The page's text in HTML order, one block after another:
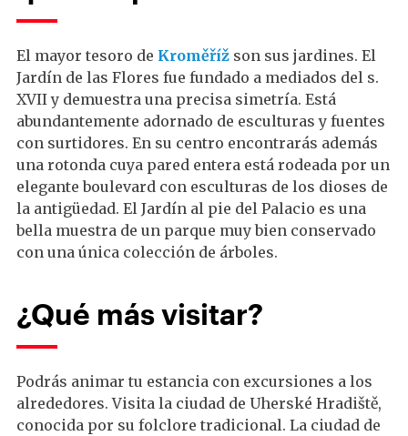
El mayor tesoro de Kroměříž son sus jardines. El
Jardín de las Flores fue fundado a mediados del s.
XVII y demuestra una precisa simetría. Está
abundantemente adornado de esculturas y fuentes
con surtidores. En su centro encontrarás además
una rotonda cuya pared entera está rodeada por un
elegante boulevard con esculturas de los dioses de
la antigüedad. El Jardín al pie del Palacio es una
bella muestra de un parque muy bien conservado
con una única colección de árboles.
¿Qué más visitar?
Podrás animar tu estancia con excursiones a los
alrededores. Visita la ciudad de Uherské Hradiště,
conocida por su folclore tradicional. La ciudad de